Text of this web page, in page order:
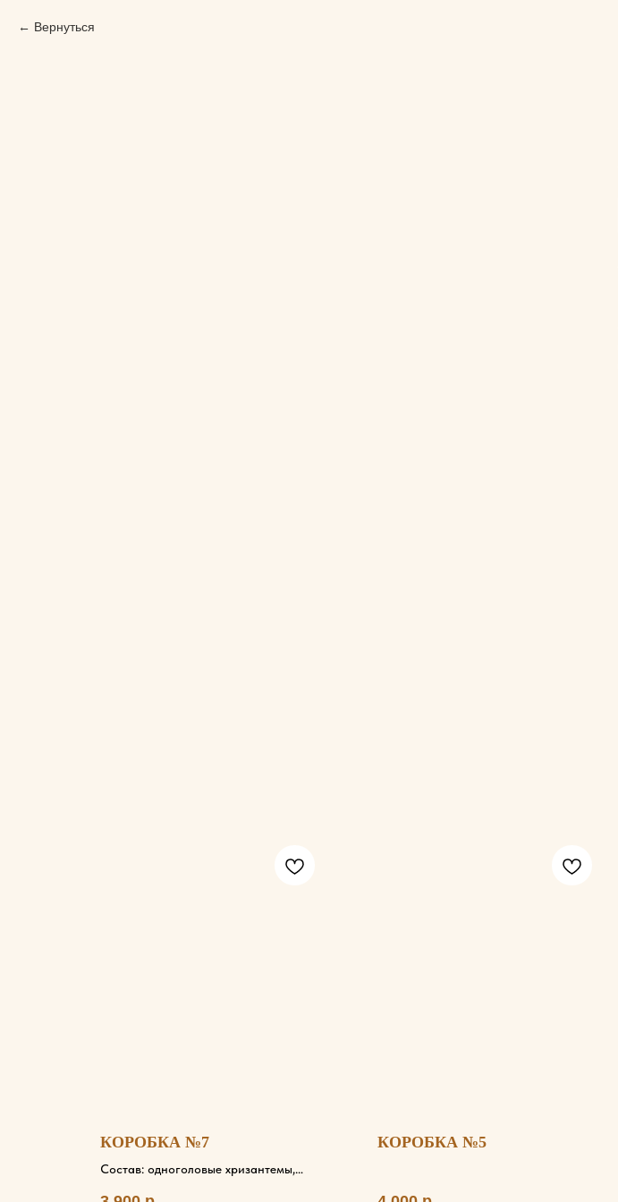
Вернуться
КОРОБКА №7
Состав: одноголовые хризантемы,
КОРОБКА №5